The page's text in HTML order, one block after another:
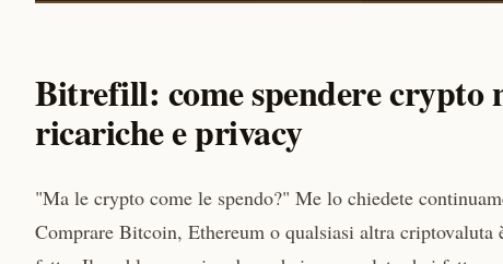
Bitrefill: come spendere
ricariche e privacy
"Ma le crypto come le spendo?" Me lo chiedete
Comprare Bitcoin, Ethereum o qualsiasi altra